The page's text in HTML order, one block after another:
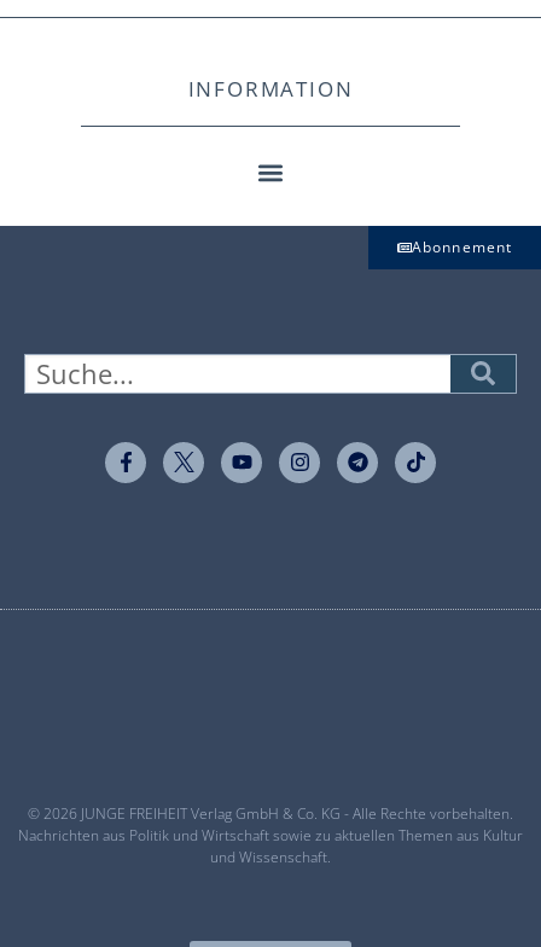
INFORMATION
Abonnement
© 2026 JUNGE FREIHEIT Verlag GmbH & Co. KG - Alle Rechte vorbehalten.
Nachrichten aus Politik und Wirtschaft sowie zu aktuellen Themen aus Kultur
und Wissenschaft.